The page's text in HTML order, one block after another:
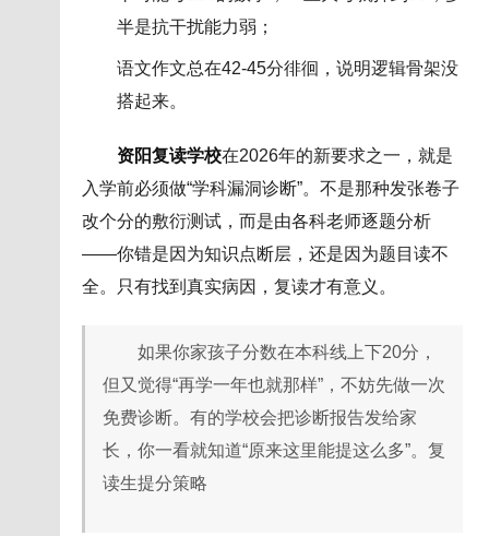
半是抗干扰能力弱；
语文作文总在42-45分徘徊，说明逻辑骨架没
搭起来。
资阳复读学校在2026年的新要求之一，就是
入学前必须做“学科漏洞诊断”。不是那种发张卷子
改个分的敷衍测试，而是由各科老师逐题分析
——你错是因为知识点断层，还是因为题目读不
全。只有找到真实病因，复读才有意义。
如果你家孩子分数在本科线上下20分，
但又觉得“再学一年也就那样”，不妨先做一次
免费诊断。有的学校会把诊断报告发给家
长，你一看就知道“原来这里能提这么多”。复
读生提分策略